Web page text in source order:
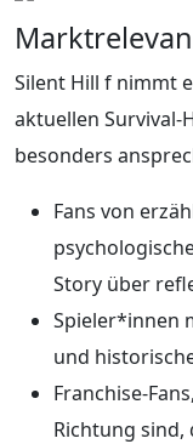
Silent Hill f nimmt
aktuellen Survival-
besonders
Fans von
Story über
Spieler*innen
und
Franchise-
Richtung sind,